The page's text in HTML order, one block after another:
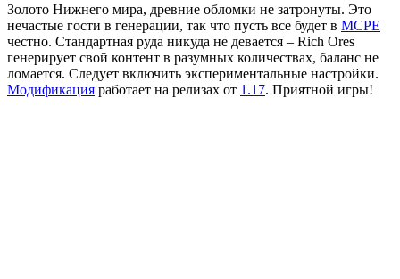
Золото Нижнего мира, древние обломки не затронуты. Это
нечастые гости в генерации, так что пусть все будет в MCPE
честно. Стандартная руда никуда не девается – Rich Ores
генерирует свой контент в разумных количествах, баланс не
ломается. Следует включить экспериментальные настройки.
Модификация работает на релизах от 1.17. Приятной игры!